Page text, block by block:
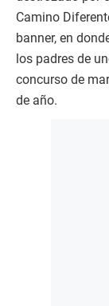
Camino
banner, en
los padres de
concurso de
de año.